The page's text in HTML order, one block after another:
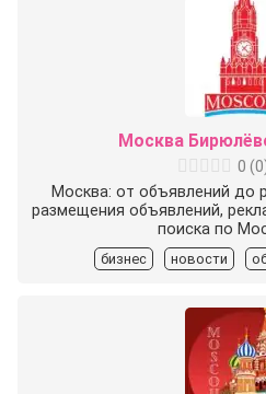
Москва
0 (0
Москва: от объявлений до
размещения объявлений,
поиска по
бизнес новости